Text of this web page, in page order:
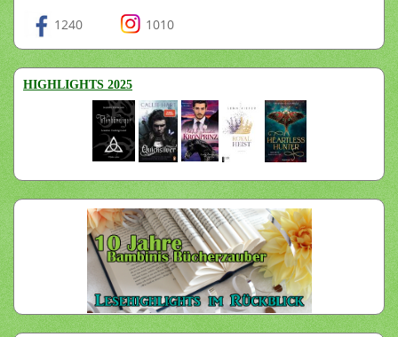
1240 1010
HIGHLIGHTS 2025